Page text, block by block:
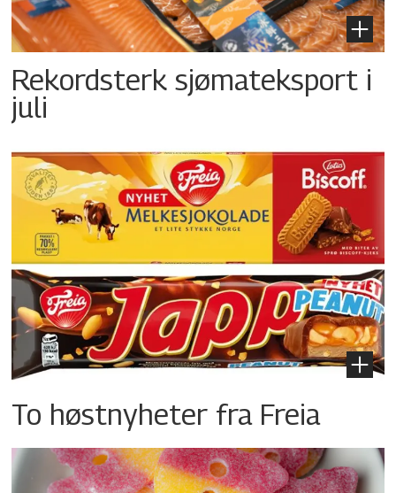
Rekordsterk sjømateksport i
juli
To høstnyheter fra Freia